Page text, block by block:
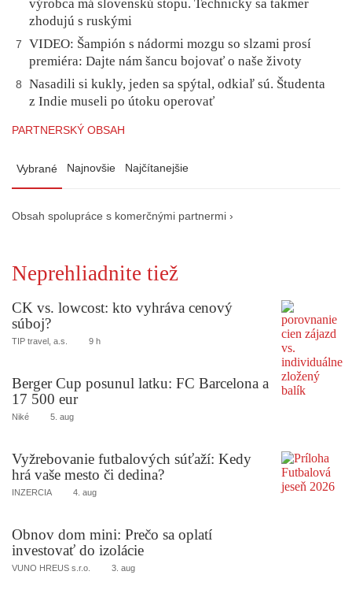
výrobca má slovenskú stopu. Technicky sa takmer
zhodujú s ruskými
7
VIDEO: Šampión s nádormi mozgu so slzami prosí
premiéra: Dajte nám šancu bojovať o naše životy
8
Nasadili si kukly, jeden sa spýtal, odkiaľ sú. Študenta
z Indie museli po útoku operovať
PARTNERSKÝ OBSAH
Vybrané Najnovšie Najčítanejšie
Obsah spolupráce s komerčnými partnermi ›
Neprehliadnite tiež
CK vs. lowcost: kto vyhráva cenový
súboj?
TIP travel, a.s. 9 h
Berger Cup posunul latku: FC Barcelona a
17 500 eur
Niké 5. aug
Vyžrebovanie futbalových súťaží: Kedy
hrá vaše mesto či dedina?
INZERCIA 4. aug
Obnov dom mini: Prečo sa oplatí
investovať do izolácie
VUNO HREUS s.r.o. 3. aug